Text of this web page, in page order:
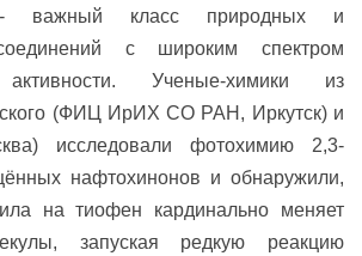
- важный класс природных и
соединений с широким спектром
активности. Ученые-химики из
(ФИЦ ИрИХ СО РАН, Иркутск) и
исследовали фотохимию 2,3-
нафтохинонов и обнаружили,
на тиофен кардинально меняет
запуская редкую реакцию